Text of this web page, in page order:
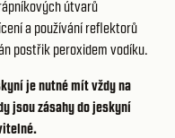
útvarů
a používání reflektorů
postřik peroxidem vodíku.
je nutné mít vždy na
jsou zásahy do jeskyní